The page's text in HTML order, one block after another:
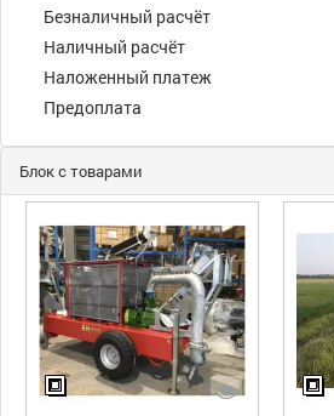
Безналичный расчёт
Наличный расчёт
Наложенный платеж
Предоплата
Блок с товарами